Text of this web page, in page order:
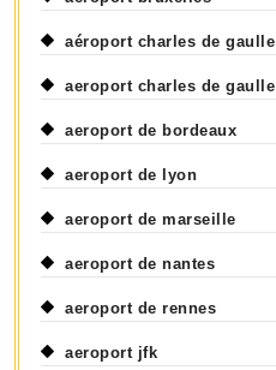
aéroport charles de gaulle
aeroport charles de gaulle
aeroport de bordeaux
aeroport de lyon
aeroport de marseille
aeroport de nantes
aeroport de rennes
aeroport jfk